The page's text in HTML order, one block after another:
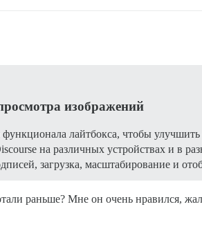
изображений
лайтбокса, чтобы
на различных устройствах и в
загрузка, масштабирование и
раньше? Мне он очень нравился,